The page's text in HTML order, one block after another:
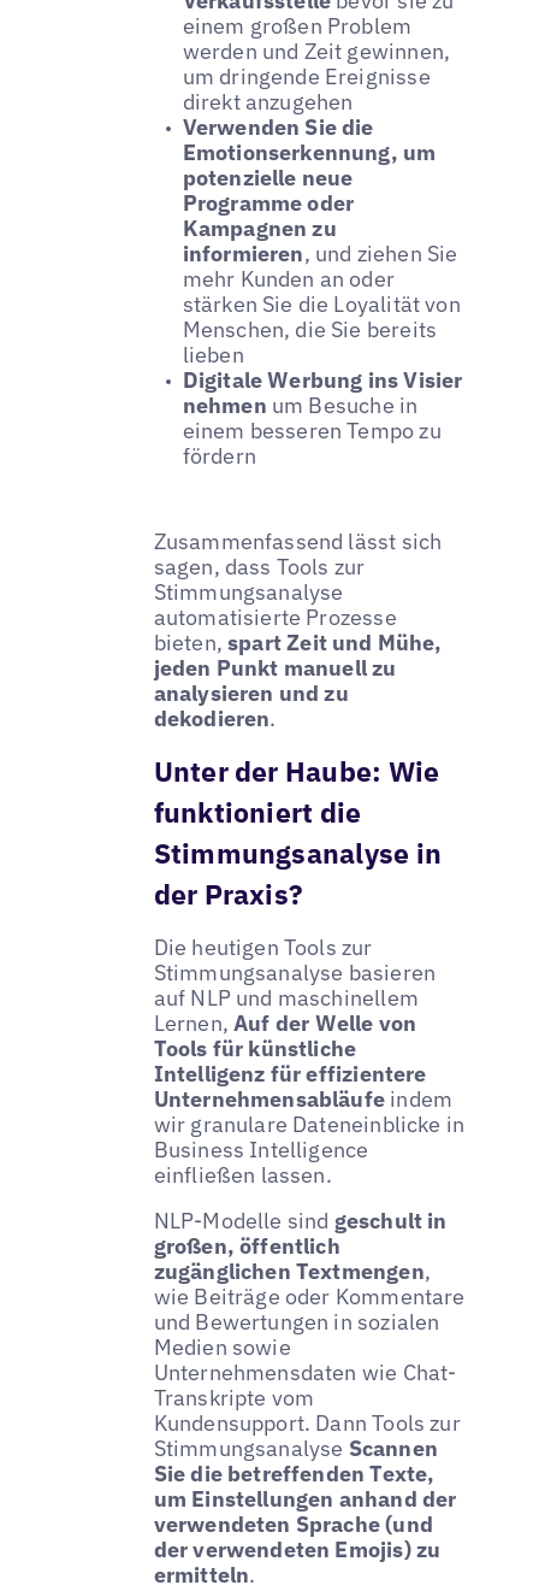
einem großen Problem
werden und Zeit gewinnen,
um dringende Ereignisse
direkt anzugehen
Verwenden Sie die
Emotionserkennung, um
potenzielle neue
Programme oder
Kampagnen zu
informieren, und ziehen Sie
mehr Kunden an oder
stärken Sie die Loyalität von
Menschen, die Sie bereits
lieben
Digitale Werbung ins Visier
nehmen um Besuche in
einem besseren Tempo zu
fördern
Zusammenfassend lässt sich
sagen, dass Tools zur
Stimmungsanalyse
automatisierte Prozesse
bieten,spart Zeit und Mühe,
jeden Punkt manuell zu
analysieren und zu
dekodieren.
Unter der Haube: Wie
funktioniert die
Stimmungsanalyse in
der Praxis?
Die heutigen Tools zur
Stimmungsanalyse basieren
auf NLP und maschinellem
Lernen,Auf der Welle von
Tools für künstliche
Intelligenz für effizientere
Unternehmensabläufe indem
wir granulare Dateneinblicke in
Business Intelligence
einfließen lassen.
NLP-Modelle sind geschult in
großen, öffentlich
zugänglichen Textmengen,
wie Beiträge oder Kommentare
und Bewertungen in sozialen
Medien sowie
Unternehmensdaten wie Chat-
Transkripte vom
Kundensupport. Dann Tools zur
Stimmungsanalyse Scannen
Sie die betreffenden Texte,
um Einstellungen anhand der
verwendeten Sprache (und
der verwendeten Emojis) zu
ermitteln.